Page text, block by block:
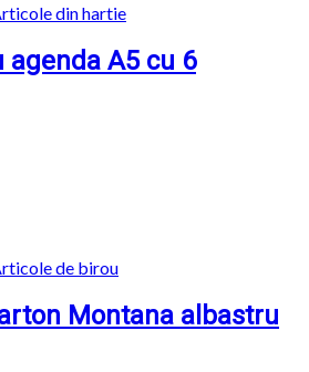
din hartie
agenda A5 cu 6
de birou
Montana albastru